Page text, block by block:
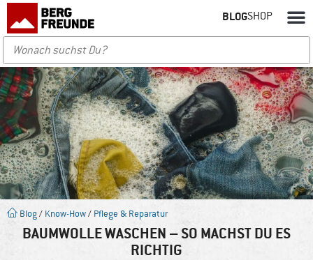
BLOGSHOP
Blog / Know-How/ Pflege & Reparatur
BAUMWOLLE WASCHEN – SO MACHST DU ES
RICHTIG